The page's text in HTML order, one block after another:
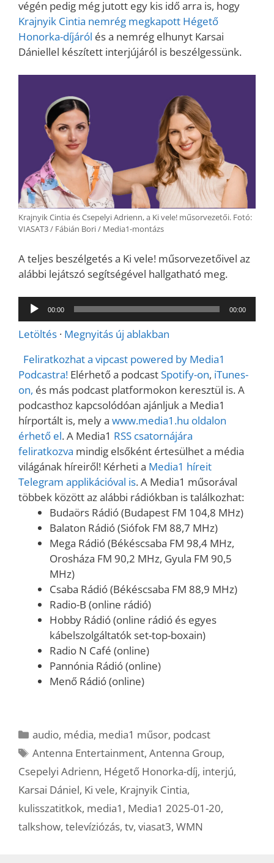
végén pedig még jutott egy kis idő arra is, hogy
Krajnyik Cintia nemrég megkapott Hégető
Honorka-díjáról és a nemrég elhunyt Karsai
Dániellel készített interjújáról is beszélgessünk.
Krajnyik Cintia és Csepelyi Adrienn, a Ki vele! műsorvezetői. Fotó:
VIASAT3 / Fábián Bori / Media1-montázs
A teljes beszélgetés a Ki vele! műsorvezetőivel az
alábbi lejátszó segítségével hallgatható meg.
Audió
lejátszó
00:00 00:00
Letöltés · Megnyitás új ablakban
Feliratkozhat a vipcast powered by Media1
Podcastra! Elérhető a podcastSpotify-on, iTunes-
on, és más podcast platformokon keresztül is. A
podcasthoz kapcsolódóan ajánljuk a Media1
hírportált is, mely a www.media1.hu oldalon
érhető el. A Media1 RSS csatornájára
feliratkozva mindig elsőként értesülhet a média
világának híreiről! Kérheti a Media1 híreit
Telegram applikációval is. A Media1 műsorával
többek között az alábbi rádiókban is találkozhat:
Budaörs Rádió (Budapest FM 104,8 MHz)
Balaton Rádió (Siófok FM 88,7 MHz)
Mega Rádió (Békéscsaba FM 98,4 MHz,
Orosháza FM 90,2 MHz, Gyula FM 90,5
MHz)
Csaba Rádió (Békéscsaba FM 88,9 MHz)
Radio-B (online rádió)
Hobby Rádió (online rádió és egyes
kábelszolgáltatók set-top-boxain)
Radio N Café (online)
Pannónia Rádió (online)
Menő Rádió (online)
Kategória
audio, média, media1 műsor, podcast
Címkék
Antenna Entertainment,Antenna Group,
Csepelyi Adrienn, Hégető Honorka-díj, interjú,
Karsai Dániel, Ki vele, Krajnyik Cintia,
kulisszatitkok, media1 , Media1 2025-01-20,
talkshow, televíziózás, tv, viasat3, WMN